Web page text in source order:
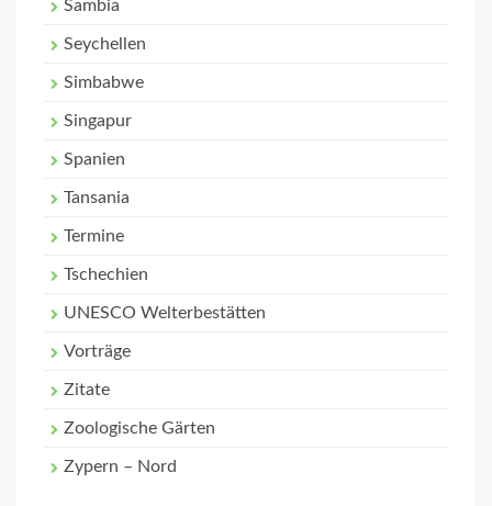
Sambia
Seychellen
Simbabwe
Singapur
Spanien
Tansania
Termine
Tschechien
UNESCO Welterbestätten
Vorträge
Zitate
Zoologische Gärten
Zypern – Nord